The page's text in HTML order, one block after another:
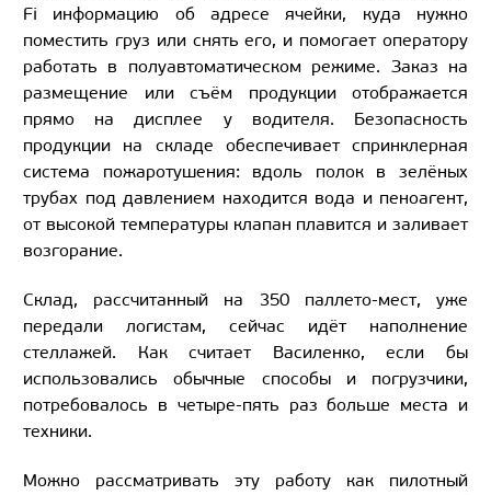
Fi информацию об адресе ячейки, куда нужно
поместить груз или снять его, и помогает оператору
работать в полуавтоматическом режиме. Заказ на
размещение или съём продукции отображается
прямо на дисплее у водителя. Безопасность
продукции на складе обеспечивает спринклерная
система пожаротушения: вдоль полок в зелёных
трубах под давлением находится вода и пеноагент,
от высокой температуры клапан плавится и заливает
возгорание.
Склад, рассчитанный на 350 паллето-мест, уже
передали логистам, сейчас идёт наполнение
стеллажей. Как считает Василенко, если бы
использовались обычные способы и погрузчики,
потребовалось в четыре-пять раз больше места и
техники.
Можно рассматривать эту работу как пилотный